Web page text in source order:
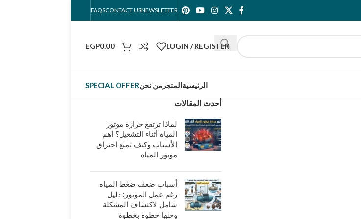
NEWSLETTER
CONTACT US
FAQS
LOGIN / REGISTER
EGP0.00
الرئيسيةالمتجر من نحنSPECIAL OFFER
أحدث المقالات
لماذا ترتفع حرارة موتور
المياه أثناء التشغيل؟ أهم
الأسباب وكيف تمنع احتراق
موتور المياه
أسباب ضعف ضغط المياه
رغم عمل الموتور: دليل
شامل لاكتشاف المشكلة
وحلها خطوة بخطوة